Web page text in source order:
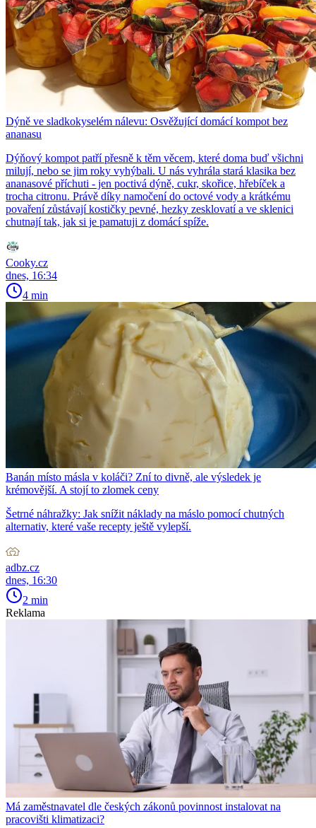
Dýně ve sladkokyselém nálevu: Osvěžující domácí kompot bez
ananasu
Dýňový kompot patří přesně k těm věcem, které doma buď všichni
milují, nebo se jim roky vyhýbali. U nás vyhrála stará klasika bez
ananasové příchuti - jen poctivá dýně, cukr, skořice, hřebíček a
trocha citronu. Právě díky namočení do octové vody a krátkému
povaření zůstávají kostičky pevné, hezky zesklovatí a ve sklenici
chutnají tak, jak si je pamatuji z domácí spíže.
Cooky.cz
dnes, 16:34
4 min
Banán místo másla v koláči? Zní to divně, ale výsledek je
krémovější. A stojí to zlomek ceny
Šetrné náhražky: Jak snížit náklady na máslo pomocí chutných
alternativ, které vaše recepty ještě vylepší.
adbz.cz
dnes, 16:30
2 min
Reklama
Má zaměstnavatel dle českých zákonů povinnost instalovat na
pracovišti klimatizaci?